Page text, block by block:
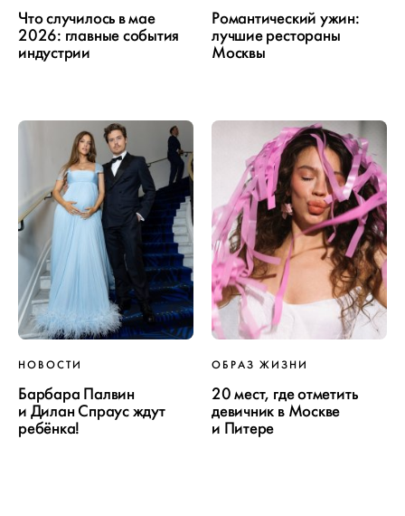
Что случилось в мае
2026: главные события
индустрии
Романтический ужин:
лучшие рестораны
Москвы
НОВОСТИ
Барбара Палвин
и Дилан Спраус ждут
ребёнка!
ОБРАЗ ЖИЗНИ
20 мест, где отметить
девичник в Москве
и Питере